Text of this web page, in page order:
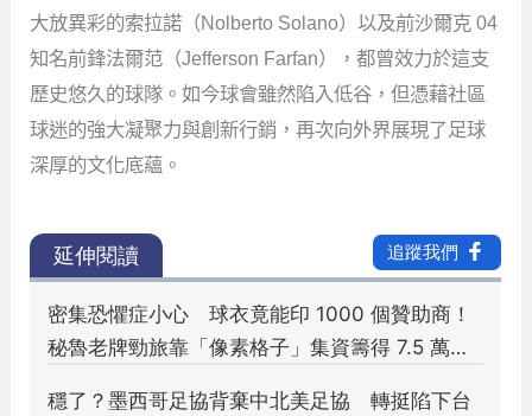
大放異彩的索拉諾（Nolberto Solano）以及前沙爾克 04
知名前鋒法爾范（Jefferson Farfan），都曾效力於這支
歷史悠久的球隊。如今球會雖然陷入低谷，但憑藉社區
球迷的強大凝聚力與創新行銷，再次向外界展現了足球
深厚的文化底蘊。